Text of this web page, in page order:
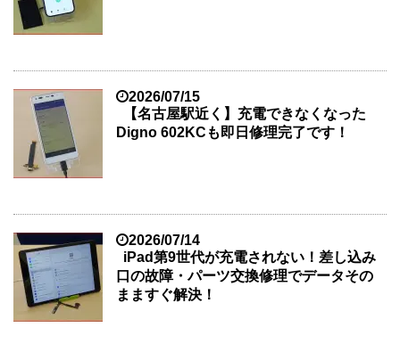
2026/07/15
【名古屋駅近く】充電できなくなった
Digno 602KCも即日修理完了です！
2026/07/14
iPad第9世代が充電されない！差し込み
口の故障・パーツ交換修理でデータその
まますぐ解決！